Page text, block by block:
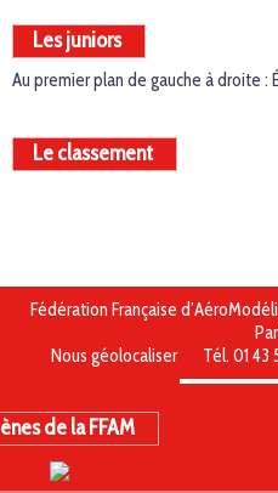
Les juniors
Au premier plan de gauche à droite :
Le classement
Fédération Française
Nous géolocaliser
Tél. 01
de la FFAM